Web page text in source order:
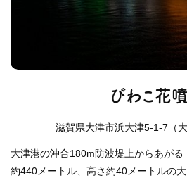
びわこ花
滋賀県大津市浜大津5-1-7（
大津港の沖合180m防波堤上からあが
約440メートル、高さ約40メートルの